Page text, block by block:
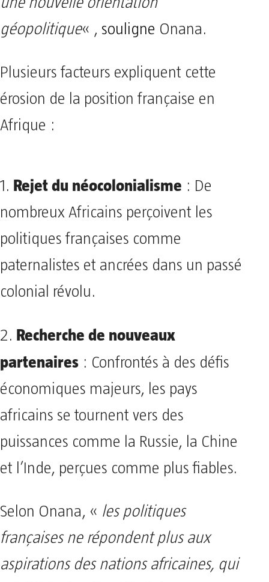
géopolitique« , souligne Onana.
Plusieurs facteurs expliquent cette
érosion de la position française en
Afrique :
1. Rejet du néocolonialisme : De
nombreux Africains perçoivent les
politiques françaises comme
paternalistes et ancrées dans un passé
colonial révolu.
2. Recherche de nouveaux
partenaires : Confrontés à des défis
économiques majeurs, les pays
africains se tournent vers des
puissances comme la Russie, la Chine
et l’Inde, perçues comme plus fiables.
Selon Onana, « les politiques
françaises ne répondent plus aux
aspirations des nations africaines, qui